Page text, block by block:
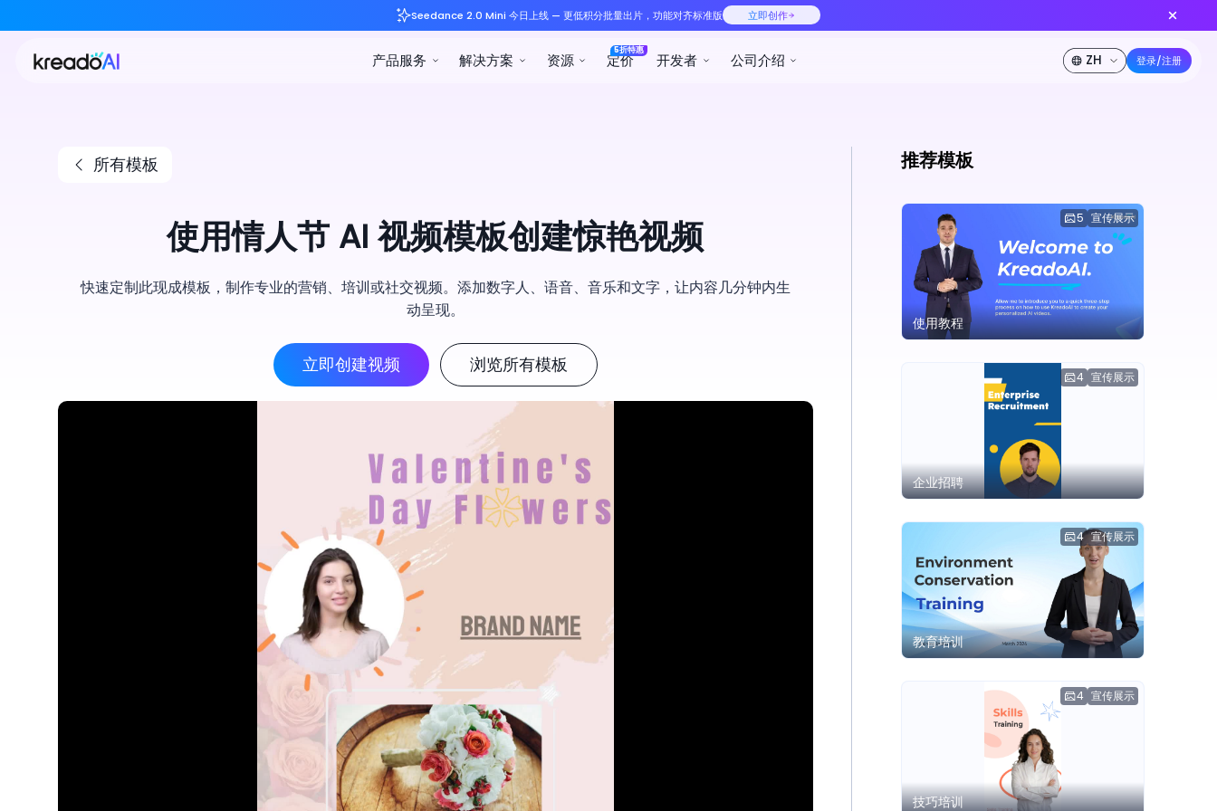
Seedance 2.0 Mini 今日上线 — 更低积分批量出片，功能对齐标准版
所有模板
使用情人节 AI 视频模板创建惊艳视频
快速定制此现成模板，制作专业的营销、培训或社交视频。添加数字人、语音、音乐和文字，让内容几分钟内生
动呈现。
立即创建视频 浏览所有模板
推荐模板
5 宣传展示
使用教程
4 宣传展示
企业招聘
4 宣传展示
教育培训
4 宣传展示
技巧培训